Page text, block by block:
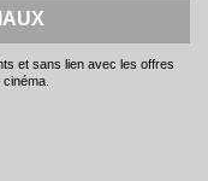
et sans lien avec les offres